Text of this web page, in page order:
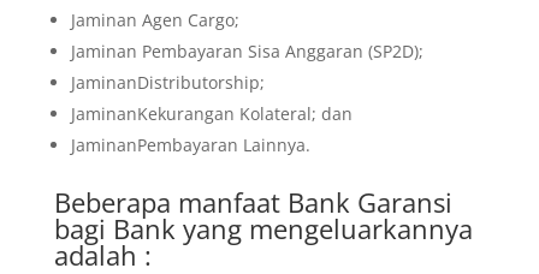
Jaminan Agen Cargo;
Jaminan Pembayaran Sisa Anggaran (SP2D);
JaminanDistributorship;
JaminanKekurangan Kolateral; dan
JaminanPembayaran Lainnya.
Beberapa manfaat Bank Garansi
bagi Bank yang mengeluarkannya
adalah :